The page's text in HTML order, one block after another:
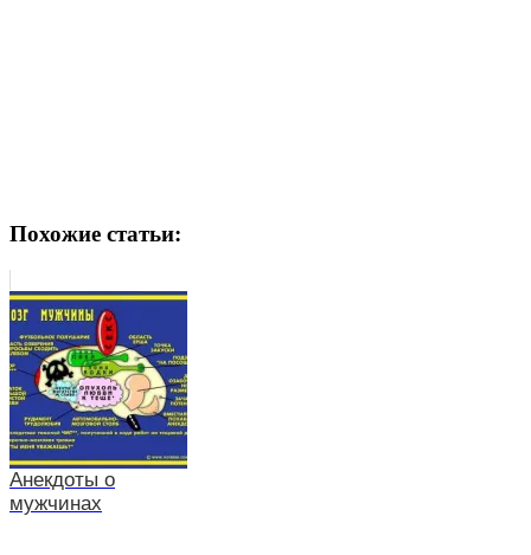
Похожие статьи:
Анекдоты о
мужчинах